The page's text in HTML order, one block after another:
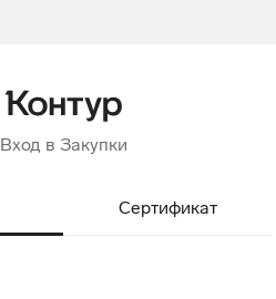
Вход в Закупки
Сертификат